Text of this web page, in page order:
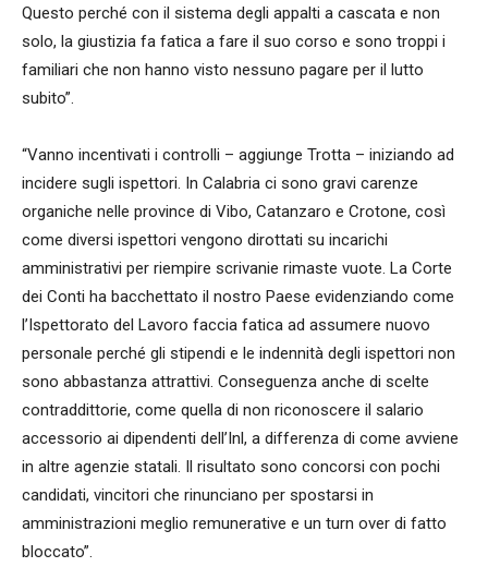
Questo perché con il sistema degli appalti a cascata e non
solo, la giustizia fa fatica a fare il suo corso e sono troppi i
familiari che non hanno visto nessuno pagare per il lutto
subito”.
“Vanno incentivati i controlli – aggiunge Trotta – iniziando ad
incidere sugli ispettori. In Calabria ci sono gravi carenze
organiche nelle province di Vibo, Catanzaro e Crotone, così
come diversi ispettori vengono dirottati su incarichi
amministrativi per riempire scrivanie rimaste vuote. La Corte
dei Conti ha bacchettato il nostro Paese evidenziando come
l’Ispettorato del Lavoro faccia fatica ad assumere nuovo
personale perché gli stipendi e le indennità degli ispettori non
sono abbastanza attrattivi. Conseguenza anche di scelte
contraddittorie, come quella di non riconoscere il salario
accessorio ai dipendenti dell’Inl, a differenza di come avviene
in altre agenzie statali. Il risultato sono concorsi con pochi
candidati, vincitori che rinunciano per spostarsi in
amministrazioni meglio remunerative e un turn over di fatto
bloccato”.